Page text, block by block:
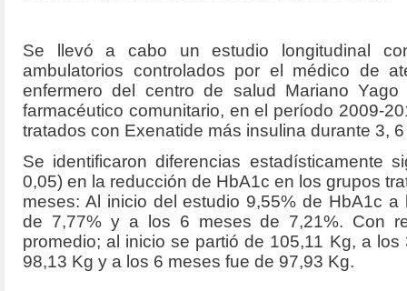
Se llevó a cabo un estudio longitudinal
ambulatorios controlados por el médico de
enfermero del centro de salud Mariano
farmacéutico comunitario, en el período 2009-
tratados con Exenatide más insulina durante 3,
Se identificaron diferencias estadísticamente
0,05) en la reducción de HbA1c en los grupos
meses: Al inicio del estudio 9,55% de HbA1c a
de 7,77% y a los 6 meses de 7,21%. Con
promedio; al inicio se partió de 105,11 Kg, a
98,13 Kg y a los 6 meses fue de 97,93 Kg.